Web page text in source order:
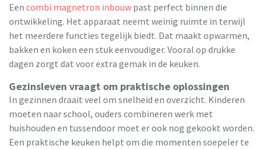
Een combi magnetron inbouw past perfect binnen die
ontwikkeling. Het apparaat neemt weinig ruimte in terwijl
het meerdere functies tegelijk biedt. Dat maakt opwarmen,
bakken en koken een stuk eenvoudiger. Vooral op drukke
dagen zorgt dat voor extra gemak in de keuken.
Gezinsleven vraagt om praktische oplossingen
In gezinnen draait veel om snelheid en overzicht. Kinderen
moeten naar school, ouders combineren werk met
huishouden en tussendoor moet er ook nog gekookt worden.
Een praktische keuken helpt om die momenten soepeler te